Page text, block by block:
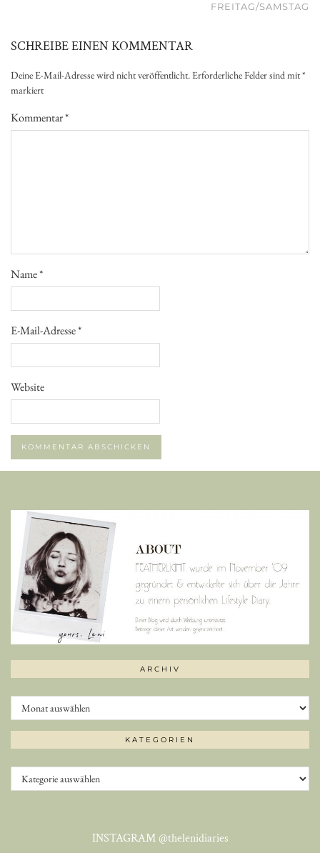
FREITAG/SAMSTAG
SCHREIBE EINEN KOMMENTAR
Deine E-Mail-Adresse wird nicht veröffentlicht.Erforderliche Felder sind mit*
markiert
Kommentar*
Name*
E-Mail-Adresse*
Website
ARCHIV
Archiv
KATEGORIEN
Kategorien
INSTAGRAM @thelenidiaries